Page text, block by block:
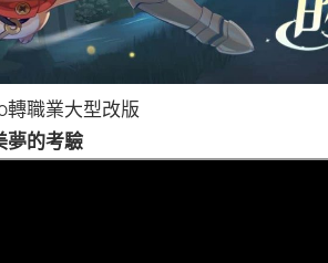
轉職業大型改版
夢的考驗